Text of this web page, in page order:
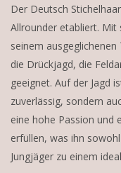
Der Deutsch
Allrounder etabliert. Mit
seinem
die Drückjagd, die
geeignet. Auf der Jagd
zuverlässig, sondern
eine hohe Passion und
erfüllen, was ihn
Jungjäger zu einem